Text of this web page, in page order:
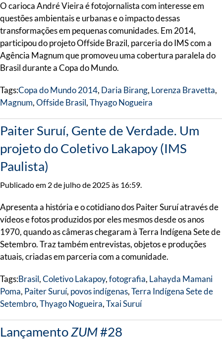
O carioca André Vieira é fotojornalista com interesse em
questões ambientais e urbanas e o impacto dessas
transformações em pequenas comunidades. Em 2014,
participou do projeto Offside Brazil, parceria do IMS com a
Agência Magnum que promoveu uma cobertura paralela do
Brasil durante a Copa do Mundo.
Tags:Copa do Mundo 2014, Daria Birang, Lorenza Bravetta,
Magnum,Offside Brasil,Thyago Nogueira
Paiter Suruí, Gente de Verdade. Um
projeto do Coletivo Lakapoy (IMS
Paulista)
Publicado em 2 de julho de 2025 às 16:59.
Apresenta a história e o cotidiano dos Paiter Suruí através de
vídeos e fotos produzidos por eles mesmos desde os anos
1970, quando as câmeras chegaram à Terra Indígena Sete de
Setembro. Traz também entrevistas, objetos e produções
atuais, criadas em parceria com a comunidade.
Tags:Brasil,Coletivo Lakapoy,fotografia, Lahayda Mamani
Poma, Paiter Suruí, povos indígenas,Terra Indígena Sete de
Setembro,Thyago Nogueira,Txai Suruí
LançamentoZUM#28